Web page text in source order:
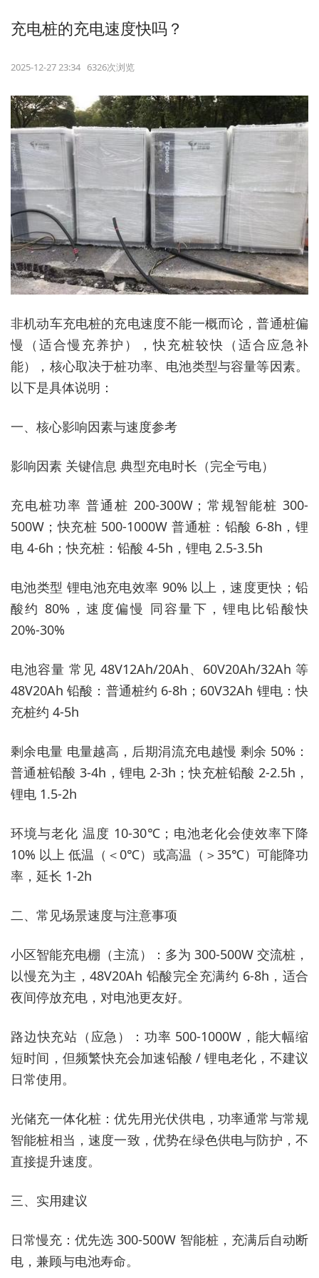
充电桩的充电速度快吗？
2025-12-27 23:34 6326次浏览
非机动车充电桩的充电速度不能一概而论，普通桩偏
慢（适合慢充养护），快充桩较快（适合应急补
能），核心取决于桩功率、电池类型与容量等因素。
以下是具体说明：
一、核心影响因素与速度参考
影响因素 关键信息 典型充电时长（完全亏电）
充电桩功率 普通桩 200-300W；常规智能桩 300-
500W；快充桩 500-1000W 普通桩：铅酸 6-8h，锂
电 4-6h；快充桩：铅酸 4-5h，锂电 2.5-3.5h
电池类型 锂电池充电效率 90% 以上，速度更快；铅
酸约 80%，速度偏慢 同容量下，锂电比铅酸快
20%-30%
电池容量 常见 48V12Ah/20Ah、60V20Ah/32Ah 等
48V20Ah 铅酸：普通桩约 6-8h；60V32Ah 锂电：快
充桩约 4-5h
剩余电量 电量越高，后期涓流充电越慢 剩余 50%：
普通桩铅酸 3-4h，锂电 2-3h；快充桩铅酸 2-2.5h，
锂电 1.5-2h
环境与老化 温度 10-30℃；电池老化会使效率下降
10% 以上 低温（＜0℃）或高温（＞35℃）可能降功
率，延长 1-2h
二、常见场景速度与注意事项
小区智能充电棚（主流）：多为 300-500W 交流桩，
以慢充为主，48V20Ah 铅酸完全充满约 6-8h，适合
夜间停放充电，对电池更友好。
路边快充站（应急）：功率 500-1000W，能大幅缩
短时间，但频繁快充会加速铅酸 / 锂电老化，不建议
日常使用。
光储充一体化桩：优先用光伏供电，功率通常与常规
智能桩相当，速度一致，优势在绿色供电与防护，不
直接提升速度。
三、实用建议
日常慢充：优先选 300-500W 智能桩，充满后自动断
电，兼顾与电池寿命。